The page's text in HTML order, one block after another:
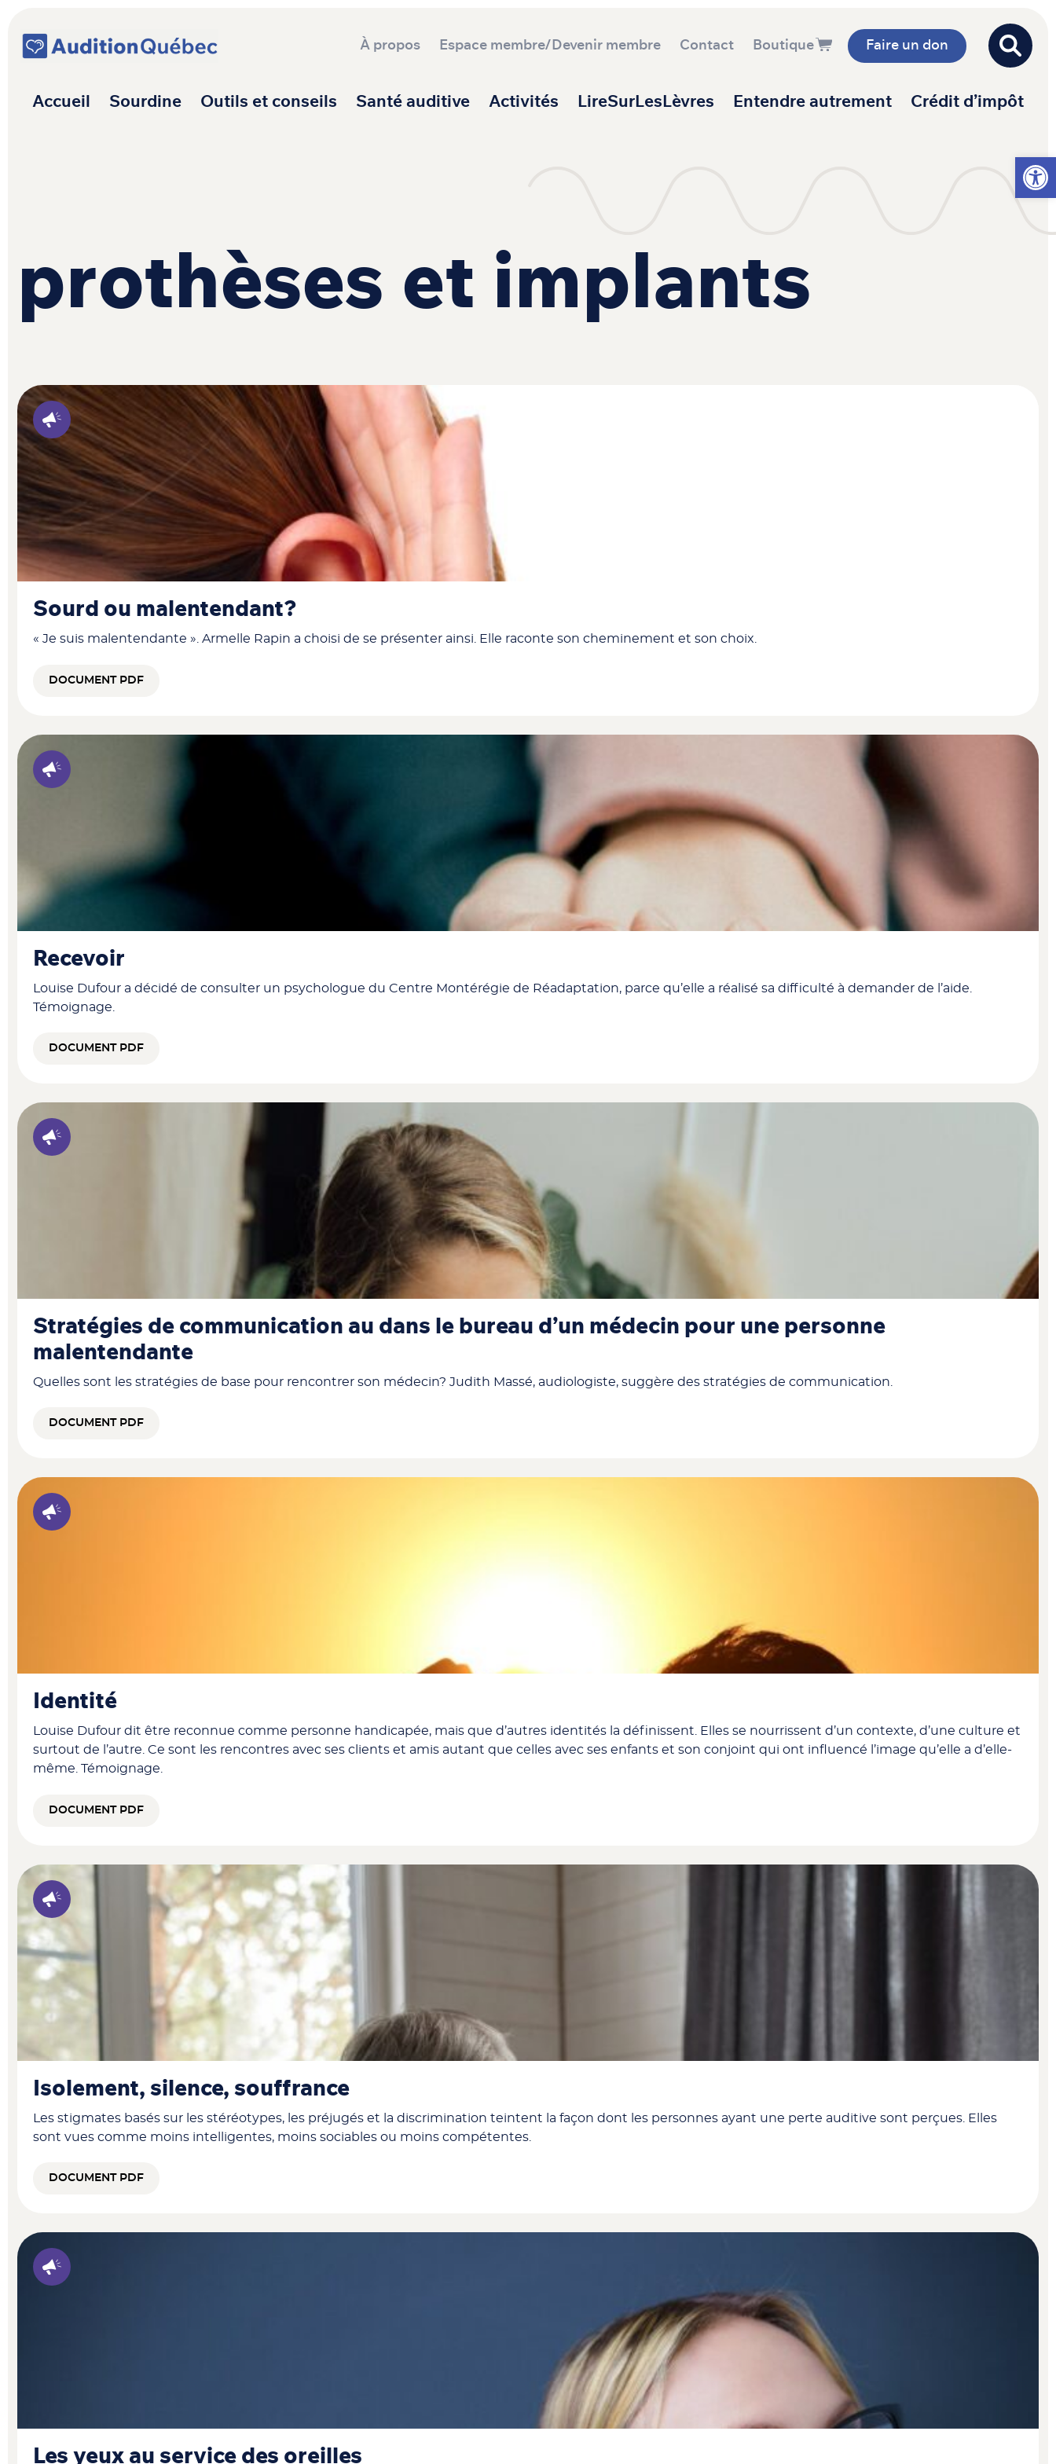
Ouvrir
Navigation principale
À propos Espace membre/Devenir membre Contact Boutique Faire un don
Accueil Sourdine Outils et conseils Santé auditive Activités LireSurLesLèvres Entendre autrement Crédit d’impôt
prothèses et implants
Sourd ou malentendant?
« Je suis malentendante ». Armelle Rapin a choisi de se présenter ainsi. Elle raconte son cheminement et son choix.
DOCUMENT PDF
Recevoir
Louise Dufour a décidé de consulter un psychologue du Centre Montérégie de Réadaptation, parce qu’elle a réalisé sa difficulté à demander de l’aide.
Témoignage.
DOCUMENT PDF
Stratégies de communication au dans le bureau d’un médecin pour une personne
malentendante
Quelles sont les stratégies de base pour rencontrer son médecin? Judith Massé, audiologiste, suggère des stratégies de communication.
DOCUMENT PDF
Identité
Louise Dufour dit être reconnue comme personne handicapée, mais que d’autres identités la définissent. Elles se nourrissent d’un contexte, d’une culture et
surtout de l’autre. Ce sont les rencontres avec ses clients et amis autant que celles avec ses enfants et son conjoint qui ont influencé l’image qu’elle a d’elle-
même. Témoignage.
DOCUMENT PDF
Isolement, silence, souffrance
Les stigmates basés sur les stéréotypes, les préjugés et la discrimination teintent la façon dont les personnes ayant une perte auditive sont perçues. Elles
sont vues comme moins intelligentes, moins sociables ou moins compétentes.
DOCUMENT PDF
Les yeux au service des oreilles